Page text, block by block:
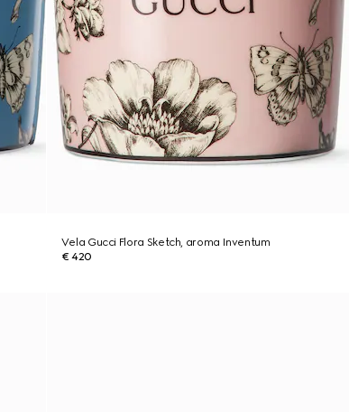
Vela Gucci Flora Sketch, aroma Inventum
€ 420